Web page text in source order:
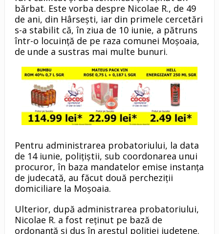
bărbat. Este vorba despre Nicolae R., de 49
de ani, din Hârsești, iar din primele cercetări
s-a stabilit că, în ziua de 10 iunie, a pătruns
într-o locuință de pe raza comunei Moșoaia,
de unde a sustras mai multe bunuri.
Pentru administrarea probatoriului, la data
de 14 iunie, polițiștii, sub coordonarea unui
procuror, în baza mandatelor emise instanţa
de judecată, au făcut două percheziții
domiciliare la Moșoaia.
Ulterior, după administrarea probatoriului,
Nicolae R. a fost reținut pe bază de
ordonanță şi dus în arestul poliţiei judeţene.